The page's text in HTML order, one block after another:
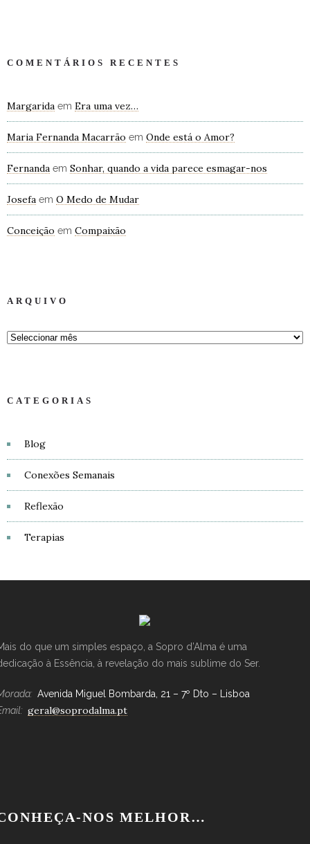
COMENTÁRIOS RECENTES
Margarida em Era uma vez…
Maria Fernanda Macarrão em Onde está o Amor?
Fernanda em Sonhar, quando a vida parece esmagar-nos
Josefa em O Medo de Mudar
Conceição em Compaixão
ARQUIVO
CATEGORIAS
Blog
Conexões Semanais
Reflexão
Terapias
do que um simples espaço, a Sopro d’Alma é uma
à Essência, à revelação do mais sublime do Ser.
Avenida Miguel Bombarda, 21 – 7º Dto – Lisboa
geral@soprodalma.pt
NOS MELHOR…